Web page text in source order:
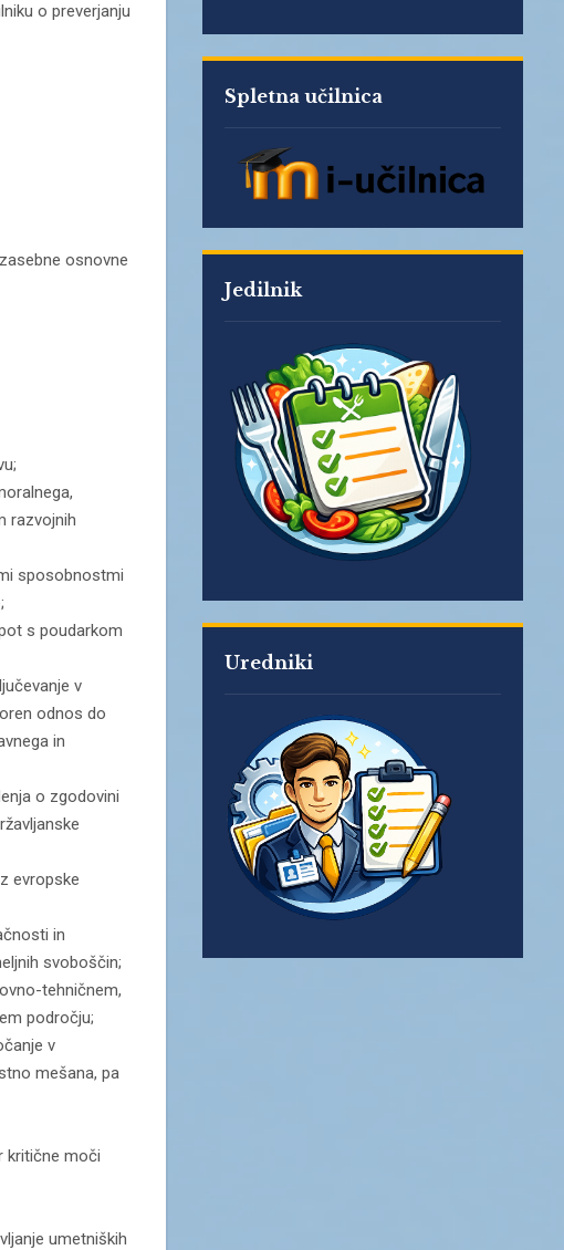
o preverjanju
osnovne
razvojnih
sposobnostmi
s poudarkom
v
odnos do
in
o zgodovini
evropske
in
svoboščin;
tehničnem,
področju;
v
mešana, pa
kritične moči
umetniških
Spletna učilnica
Jedilnik
Uredniki